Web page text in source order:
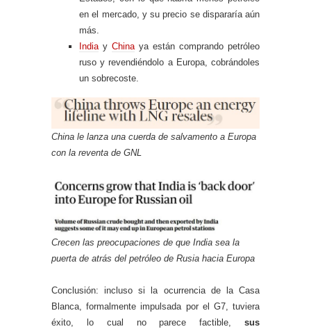
en el mercado, y su precio se dispararía aún
más.
India y China ya están comprando petróleo
ruso y revendiéndolo a Europa, cobrándoles
un sobrecoste.
China le lanza una cuerda de salvamento a Europa
con la reventa de GNL
Crecen las preocupaciones de que India sea la
puerta de atrás del petróleo de Rusia hacia Europa
Conclusión: incluso si la ocurrencia de la Casa
Blanca, formalmente impulsada por el G7, tuviera
éxito, lo cual no parece factible, sus